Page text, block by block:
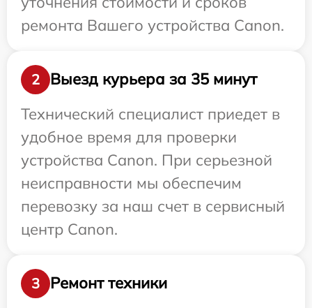
ремонта Вашего устройства Canon.
2
Выезд курьера за 35 минут
Технический специалист приедет в
удобное время для проверки
устройства Canon. При серьезной
неисправности мы обеспечим
перевозку за наш счет в сервисный
центр Canon.
3
Ремонт техники